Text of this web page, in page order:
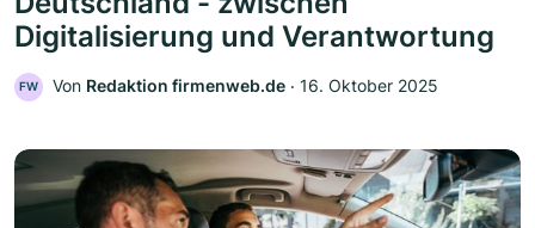
Digitalisierung und Verantwortung
FW Von Redaktion firmenweb.de ‧ 16. Oktober 2025